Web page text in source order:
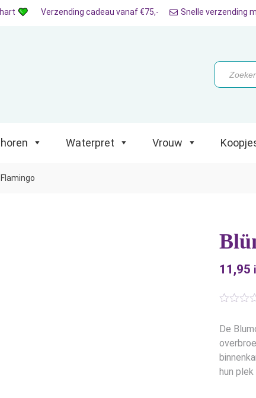
Koopjes
Verzending cadeau vanaf €75,- Snelle verzending
zoeken
Waterpret Vrouw
11,95
De
hun